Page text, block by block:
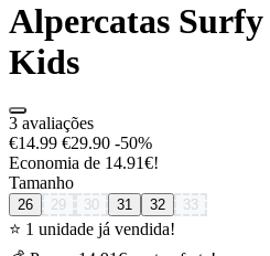
Alpercatas
Kids
3 avaliações
€14.99 €29.90 -50%
Economia de 14.91€!
Tamanho
26 29 30 31 32 33
⭐ 1 unidade já vendida!